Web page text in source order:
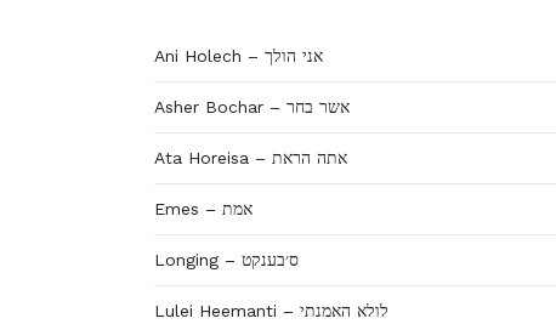
Ani Holech – אני הולך
Asher Bochar – אשר בחר
Ata Horeisa – אתה הראת
Emes – אמת
Longing – ס׳בענקט
Lulei Heemanti – לולא האמנתי